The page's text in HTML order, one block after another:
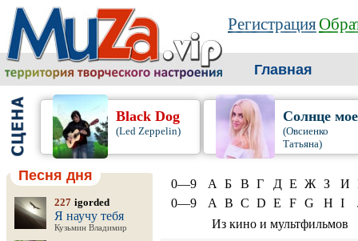
Регистрация
Главная
Black Dog
(Led Zeppelin)
Солнце мое
(Овсиенко
Татьяна)
Песня дня
227 igorded
Я научу тебя
Кузьмин Владимир
0—9 А Б В Г Д Е Ж З И
0—9
A B C D E F G H I
Из кино и мультфильмов